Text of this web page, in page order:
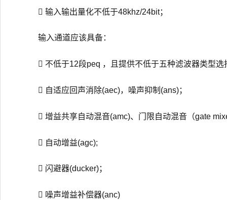
 输入输出量化不低于48khz/24bit；
输入通道应该具备：
 不低于12段peq ，且提供不低于五种滤波器类型选
 自适应回声消除(aec)，噪声抑制(ans)；
 增益共享自动混音(amc)、门限自动混音（gate
 自动增益(agc);
 闪避器(ducker)；
 噪声增益补偿器(anc)